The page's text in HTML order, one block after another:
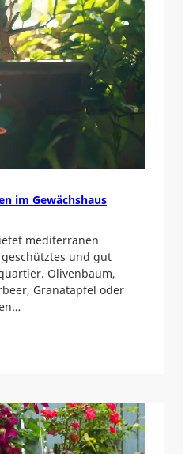
im Gewächshaus
mediterranen
und gut
Olivenbaum,
Granatapfel oder